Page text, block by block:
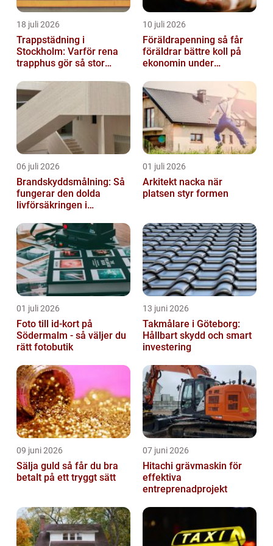
18 juli 2026
Trappstädning i
Stockholm: Varför rena
trapphus gör så stor
10 juli 2026
Föräldrapenning så får
föräldrar bättre koll på
ekonomin under
06 juli 2026
Brandskyddsmålning: Så
fungerar den dolda
livförsäkringen i
01 juli 2026
Arkitekt nacka när
platsen styr formen
01 juli 2026
Foto till id-kort på
Södermalm - så väljer du
rätt fotobutik
13 juni 2026
Takmålare i Göteborg:
Hållbart skydd och smart
investering
09 juni 2026
Sälja guld så får du bra
betalt på ett tryggt sätt
07 juni 2026
Hitachi grävmaskin för
effektiva
entreprenadprojekt